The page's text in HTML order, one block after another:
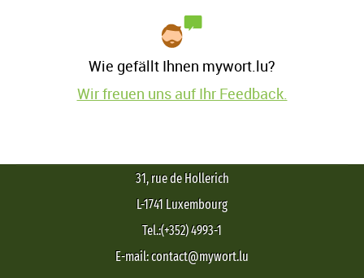
Wie gefällt Ihnen mywort.lu?
Wir freuen uns auf Ihr Feedback.
31, rue de Hollerich
L-1741 Luxembourg
Tel.:(+352) 4993-1
E-mail: contact@mywort.lu